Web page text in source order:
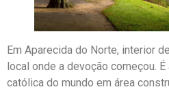
Em Aparecida do Norte, interior
local onde a devoção começou.
católica do mundo em área